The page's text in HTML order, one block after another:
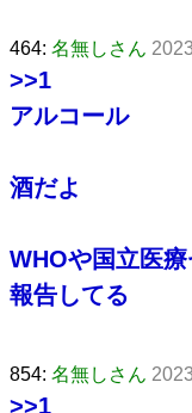
464: 名無しさん
>>1
アルコール
酒だよ
WHOや国立医
報告してる
854: 名無しさん
>>1